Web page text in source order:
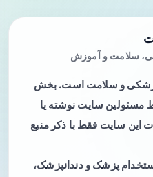
سلامت و آموزش
و سلامت است. بخش
مسئولین سایت نوشته یا
این سایت فقط با ذکر منبع
پزشک و دندانپزشک،